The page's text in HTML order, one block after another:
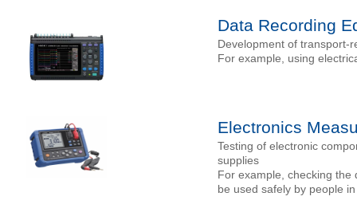
Data Recording
Development of transport-
For example, using
Electronics
Testing of electronic
supplies
For example, checking
be used safely by people